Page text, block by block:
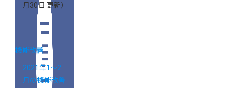
月30日 更新）
機能改善
2021年1～2
月の機能改善